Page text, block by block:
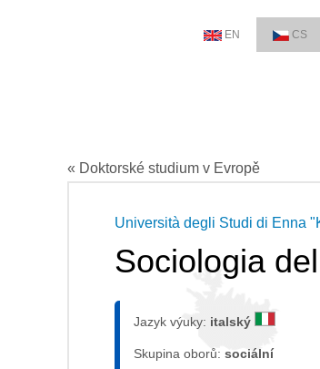
EN CS
« Doktorské studium v Evropě
Università degli Studi di Enna
Sociologia
Jazyk výuky: italský
Skupina oborů: sociální